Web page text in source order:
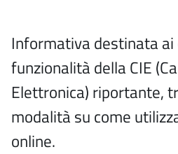
Informativa destinata
funzionalità della CIE
Elettronica) riportante,
modalità su come
online.